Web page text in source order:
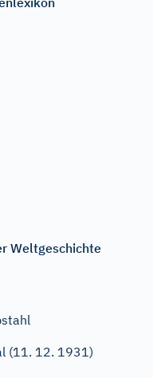
Weltgeschichte
(11. 12. 1931)